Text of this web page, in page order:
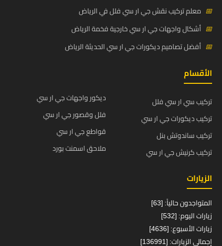
📅 معلم تركيب نقش جي ار سي فلل في الرياض
📅 أشكال واجهات جي ار سي خارجية فخمة الرياض
📅 أفضل تصاميم ديكورات جي ار سي الحديثة الرياض
الأقسام
تركيب سي ار سي فلل
تركيب ديكورات جي ار سي
تركيب ساندوتش بنل
تركيب كرنيش جي ار سي
ديكور واجهات جي ار سي
فلل وقصور جي ار سي
قواطع جي ار سي
ملاحق اسمنت بورد
الزيارات
المتواجدون حالياً: [63]
زيارات اليوم: [532]
زيارات الأسبوع: [4636]
إجمالي الزيارات: [136991]